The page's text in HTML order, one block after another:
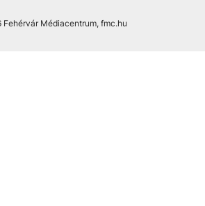
Fehérvár Médiacentrum, fmc.hu